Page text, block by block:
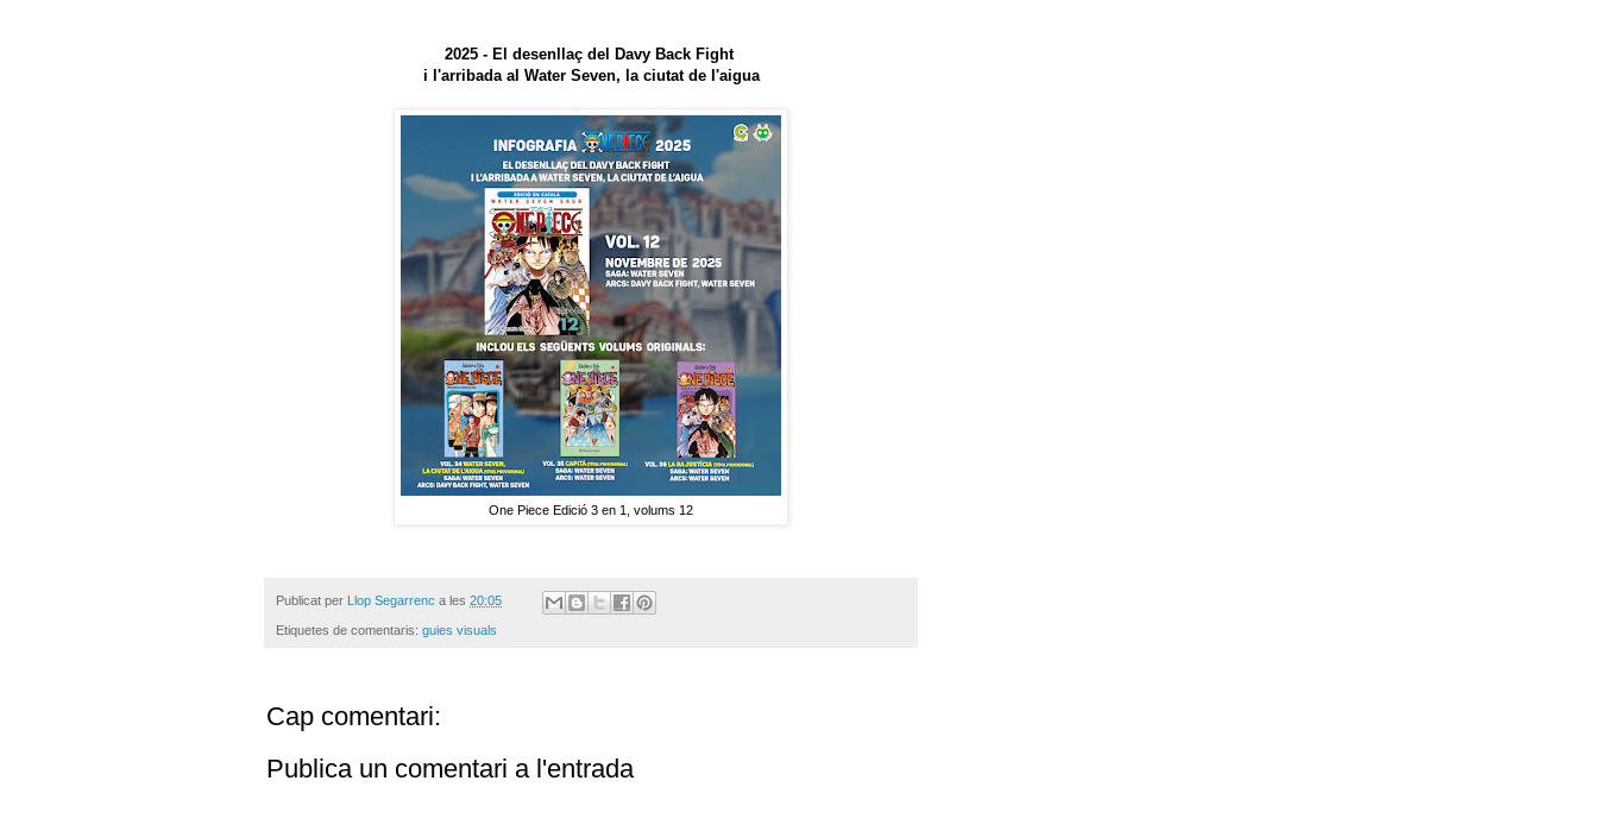
2025 - El desenllaç del Davy Back Fight
i l'arribada al Water Seven, la ciutat de l'aigua
One Piece Edició 3 en 1, volums 12
Publicat per Llop Segarrenc a les 20:05
Etiquetes de comentaris: guies visuals
Cap comentari:
Publica un comentari a l'entrada